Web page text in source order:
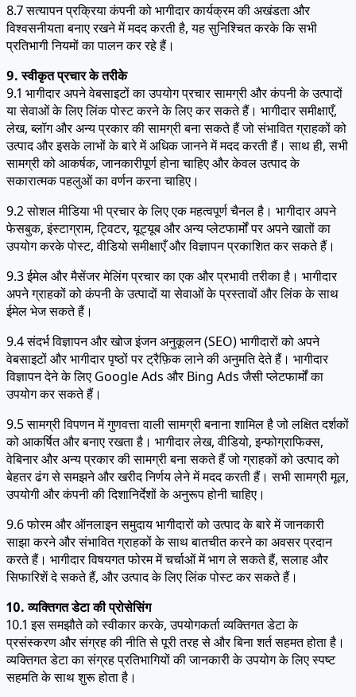
8.7 सत्यापन प्रक्रिया कंपनी को भागीदार कार्यक्रम की अखंडता और
विश्वसनीयता बनाए रखने में मदद करती है, यह सुनिश्चित करके कि सभी
प्रतिभागी नियमों का पालन कर रहे हैं।
9. स्वीकृत प्रचार के तरीके
9.1 भागीदार अपने वेबसाइटों का उपयोग प्रचार सामग्री और कंपनी के उत्पादों
या सेवाओं के लिए लिंक पोस्ट करने के लिए कर सकते हैं। भागीदार समीक्षाएँ,
लेख, ब्लॉग और अन्य प्रकार की सामग्री बना सकते हैं जो संभावित ग्राहकों को
उत्पाद और इसके लाभों के बारे में अधिक जानने में मदद करती हैं। साथ ही, सभी
सामग्री को आकर्षक, जानकारीपूर्ण होना चाहिए और केवल उत्पाद के
सकारात्मक पहलुओं का वर्णन करना चाहिए।
9.2 सोशल मीडिया भी प्रचार के लिए एक महत्वपूर्ण चैनल है। भागीदार अपने
फेसबुक, इंस्टाग्राम, ट्विटर, यूट्यूब और अन्य प्लेटफार्मों पर अपने खातों का
उपयोग करके पोस्ट, वीडियो समीक्षाएँ और विज्ञापन प्रकाशित कर सकते हैं।
9.3 ईमेल और मैसेंजर मेलिंग प्रचार का एक और प्रभावी तरीका है। भागीदार
अपने ग्राहकों को कंपनी के उत्पादों या सेवाओं के प्रस्तावों और लिंक के साथ
ईमेल भेज सकते हैं।
9.4 संदर्भ विज्ञापन और खोज इंजन अनुकूलन (SEO) भागीदारों को अपने
वेबसाइटों और भागीदार पृष्ठों पर ट्रैफ़िक लाने की अनुमति देते हैं। भागीदार
विज्ञापन देने के लिए Google Ads और Bing Ads जैसी प्लेटफार्मों का
उपयोग कर सकते हैं।
9.5 सामग्री विपणन में गुणवत्ता वाली सामग्री बनाना शामिल है जो लक्षित दर्शकों
को आकर्षित और बनाए रखता है। भागीदार लेख, वीडियो, इन्फोग्राफिक्स,
वेबिनार और अन्य प्रकार की सामग्री बना सकते हैं जो ग्राहकों को उत्पाद को
बेहतर ढंग से समझने और खरीद निर्णय लेने में मदद करती हैं। सभी सामग्री मूल,
उपयोगी और कंपनी की दिशानिर्देशों के अनुरूप होनी चाहिए।
9.6 फोरम और ऑनलाइन समुदाय भागीदारों को उत्पाद के बारे में जानकारी
साझा करने और संभावित ग्राहकों के साथ बातचीत करने का अवसर प्रदान
करते हैं। भागीदार विषयगत फोरम में चर्चाओं में भाग ले सकते हैं, सलाह और
सिफारिशें दे सकते हैं, और उत्पाद के लिए लिंक पोस्ट कर सकते हैं।
10. व्यक्तिगत डेटा की प्रोसेसिंग
10.1 इस समझौते को स्वीकार करके, उपयोगकर्ता व्यक्तिगत डेटा के
प्रसंस्करण और संग्रह की नीति से पूरी तरह से और बिना शर्त सहमत होता है।
व्यक्तिगत डेटा का संग्रह प्रतिभागियों की जानकारी के उपयोग के लिए स्पष्ट
सहमति के साथ शुरू होता है।